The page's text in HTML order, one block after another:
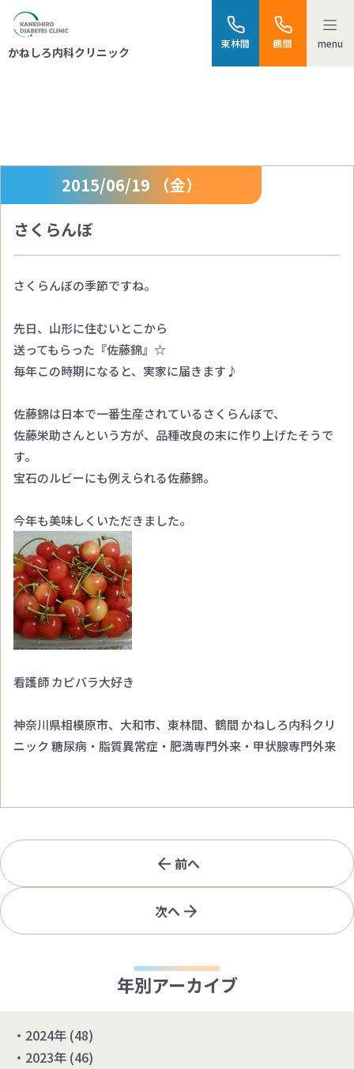
かねしろ内科クリニック
東林間 鶴間 menu
2015/06/19 （金）
さくらんぼ
さくらんぼの季節ですね。
先日、山形に住むいとこから
送ってもらった『佐藤錦』☆
毎年この時期になると、実家に届きます♪
佐藤錦は日本で一番生産されているさくらんぼで、
佐藤栄助さんという方が、品種改良の末に作り上げたそうで
す。
宝石のルビーにも例えられる佐藤錦。
今年も美味しくいただきました。
看護師 カピバラ大好き
神奈川県相模原市、大和市、東林間、鶴間 かねしろ内科クリ
ニック 糖尿病・脂質異常症・肥満専門外来・甲状腺専門外来
前へ
次へ
年別アーカイブ
2024年 (48)
2023年 (46)